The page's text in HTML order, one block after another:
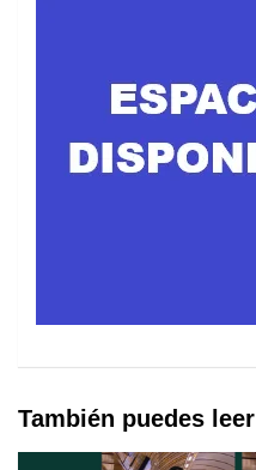
También puedes leer